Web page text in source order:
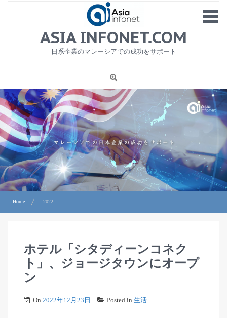
MENU
1
ニュース
労務サービス
プライバシーポリシー及び著作権について
お問合せ
ASIA INFONET.COM
日系企業のマレーシアでの成功をサポート
Home 2022
ホテル「シタディーンコネク
ト」、ジョージタウンにオープ
ン
On 2022年12月23日 Posted in 生活